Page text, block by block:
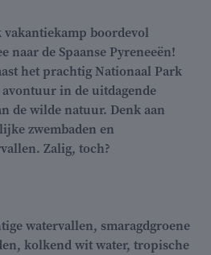
boordevol
naar de Spaanse Pyreneeën!
het prachtig Nationaal Park
in de uitdagende
de wilde natuur. Denk aan
zwembaden en
Zalig, toch?
watervallen, smaragdgroene
kolkend wit water, tropische